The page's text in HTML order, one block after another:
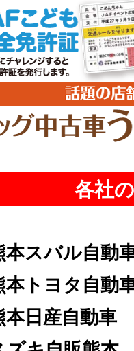
各社
本スバル自動
本トヨタ自動
本日産自動車